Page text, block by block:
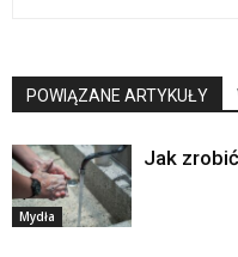
POWIĄZANE ARTYKUŁY
Mydła
Jak